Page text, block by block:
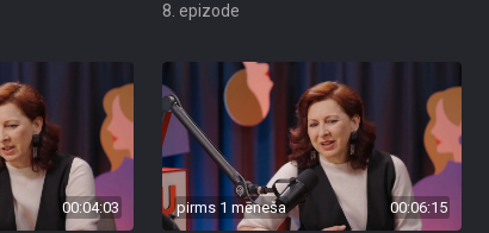
8. epizode
00:04:03 pirms 1 mēneša 00:06:15